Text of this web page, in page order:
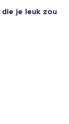
die je leuk zou